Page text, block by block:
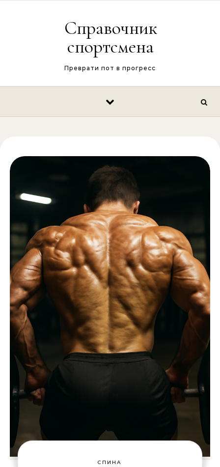
Справочник
спортсмена
Преврати пот в прогресс
СПИНА